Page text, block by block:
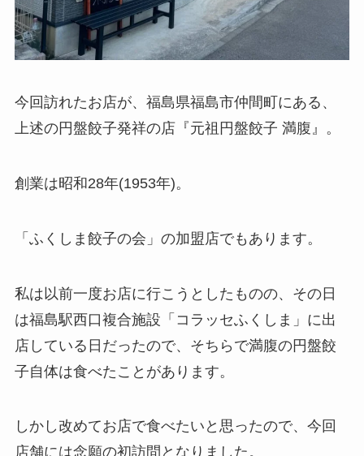
今回訪れたお店が、福島県福島市仲間町にある、
上述の円盤餃子発祥の店『元祖円盤餃子 満腹』。
創業は昭和28年(1953年)。
「ふくしま餃子の会」の加盟店でもあります。
私は以前一度お店に行こうとしたものの、その日
は福島駅西口複合施設「コラッセふくしま」に出
店している日だったので、そちらで満腹の円盤餃
子自体は食べたことがあります。
しかし改めてお店で食べたいと思ったので、今回
店舗には念願の初訪問となりました。